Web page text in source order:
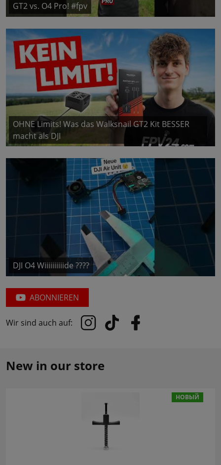
GT2 vs. O4 Pro! #fpv
OHNE Limits! Was das Walksnail GT2 Kit BESSER
macht als DJI
DJI O4 Wiiiiiiiiiide ????
ABONNIEREN
Wir sind auch auf:
New in our store
НОВЫЙ